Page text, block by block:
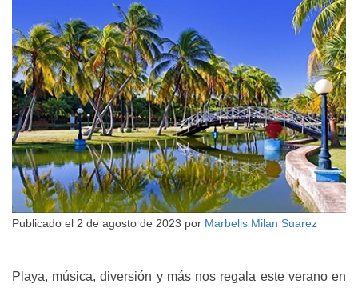
Publicado el 2 de agosto de 2023 por Marbelis Milan Suarez
Playa, música, diversión y más nos regala este verano en